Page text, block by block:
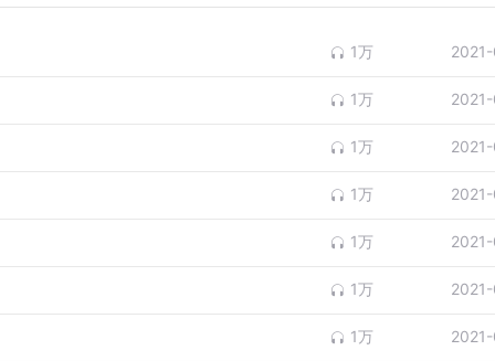
1万
1万
1万
1万
1万
1万
1万